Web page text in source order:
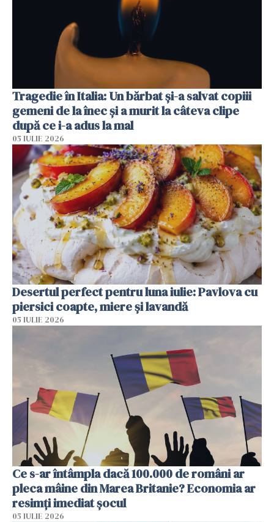
Tragedie în Italia: Un bărbat și-a salvat copiii
gemeni de la înec și a murit la câteva clipe
după ce i-a adus la mal
05 IULIE 2026
Desertul perfect pentru luna iulie: Pavlova cu
piersici coapte, miere și lavandă
05 IULIE 2026
Ce s-ar întâmpla dacă 100.000 de români ar
pleca mâine din Marea Britanie? Economia ar
resimți imediat șocul
05 IULIE 2026